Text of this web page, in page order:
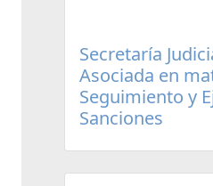
Secretaría
Asociada en
Seguimiento y
Sanciones